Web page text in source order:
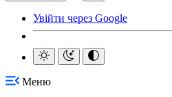
Увійти через Google
Меню